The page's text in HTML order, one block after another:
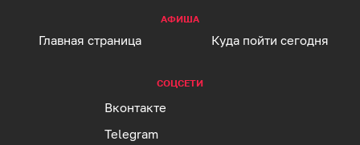
АФИША
Главная страница Куда пойти сегодня
СОЦСЕТИ
Вконтакте
Telegram